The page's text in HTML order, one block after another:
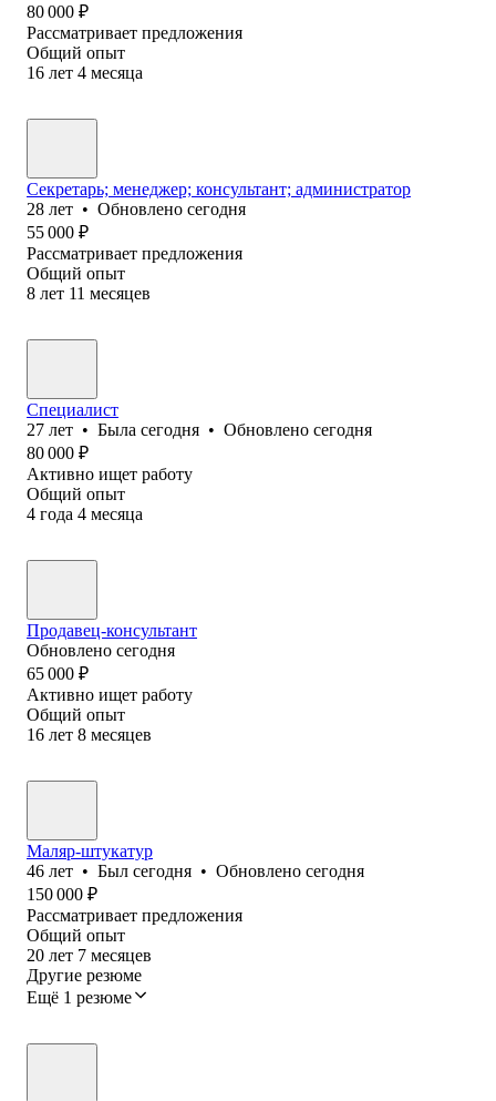
80 000 ₽
Рассматривает предложения
Общий опыт
16 лет 4 месяца
Секретарь; менеджер; консультант; администратор
28 лет • Обновлено сегодня
55 000 ₽
Рассматривает предложения
Общий опыт
8 лет 11 месяцев
Специалист
27 лет • Была сегодня • Обновлено сегодня
80 000 ₽
Активно ищет работу
Общий опыт
4 года 4 месяца
Продавец-консультант
Обновлено сегодня
65 000 ₽
Активно ищет работу
Общий опыт
16 лет 8 месяцев
Маляр-штукатур
46 лет • Был сегодня • Обновлено сегодня
150 000 ₽
Рассматривает предложения
Общий опыт
20 лет 7 месяцев
Другие резюме
Ещё 1 резюме